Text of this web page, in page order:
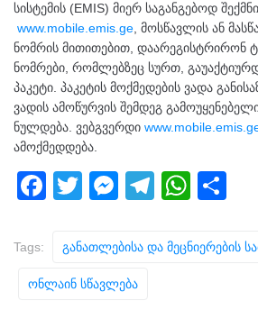
სისტემის (EMIS) მიერ საგანგებოდ
www.mobile.emis.ge , მოსწავლის ან
ნომრის მითითებით, დაარეგისტრირონ
ნომრები, რომლებზეც სურთ,
პაკეტი. პაკეტის მოქმედების ვადა
ვადის ამოწურვის შემდეგ
ნულდება. ვებგვერდი
ამოქმედდება.
F
e
b
T
tt
er
M
ss
e
n
T
e
W
at ar
Tags: Განათლებისა Და Მეცნიერების
Ონლაინ Სწავლება